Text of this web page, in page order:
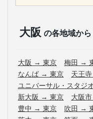
大阪 の各地域から
大阪 → 東京 梅田 →
なんば → 東京 天王寺
ユニバーサル・スタジ
新大阪 → 東京 大阪市
豊中 → 東京 吹田 →